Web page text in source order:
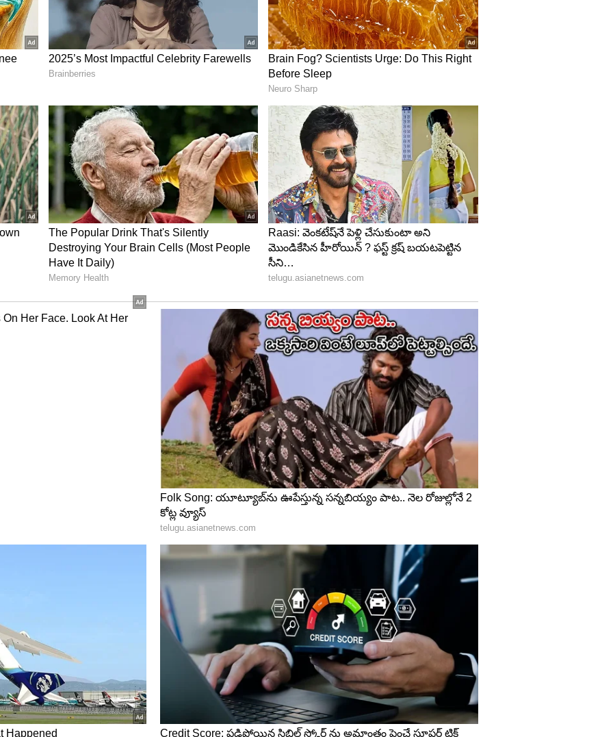
వెనక్కి తిరిగి చూసుకోలేదు. విలన్ గా బిజీ అయ్యారు.
వచ్చాయి. అయితే విలన్ గానే ఆయన సక్సెస్
ఒకరిగా పేరు తెచ్చుకున్నారు. నాలుగు తరాల నటులకు
చిత్రం వరకు నటిస్తూనే ఉన్నారు.
death) నిర్మాతగా పలు చిత్రాలు నిర్మించారు.
పెట్టుబడి పెట్టారు. రమా ఫిలిమ్స్ పేరిట గజదొంగ, ఇద్దరు
ముద్దుల మొగుడు వంటి చిత్రాలు నిర్మించారు. నిర్మాతగా
నష్టాలు మిగిల్చాయి.